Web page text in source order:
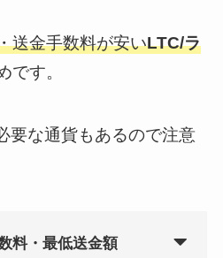
送金手数料が安いLTC/ラ
です。
要な通貨もあるので注意
・最低送金額